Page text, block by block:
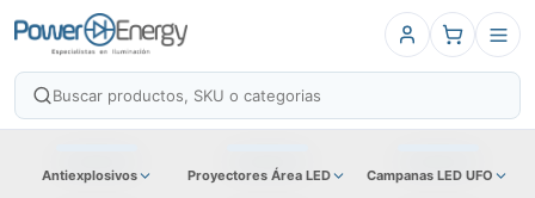
Antiexplosivos Proyectores Área LED Campanas LED UFO